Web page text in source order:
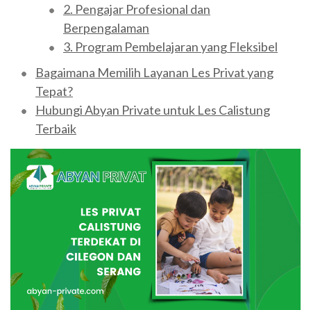
2. Pengajar Profesional dan
Berpengalaman
3. Program Pembelajaran yang Fleksibel
Bagaimana Memilih Layanan Les Privat yang
Tepat?
Hubungi Abyan Private untuk Les Calistung
Terbaik